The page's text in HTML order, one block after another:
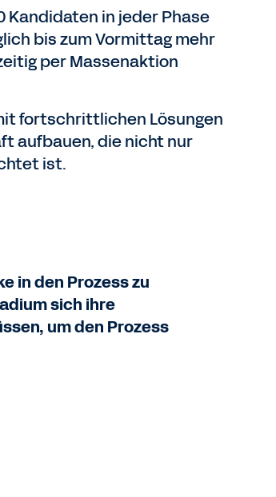
Kandidaten in jeder Phase
bis zum Vormittag mehr
per Massenaktion
fortschrittlichen Lösungen
aufbauen, die nicht nur
ist.
in den Prozess zu
sich ihre
um den Prozess